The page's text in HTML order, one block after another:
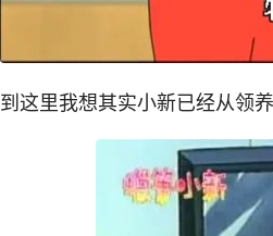
到这里我想其实小新已经从领